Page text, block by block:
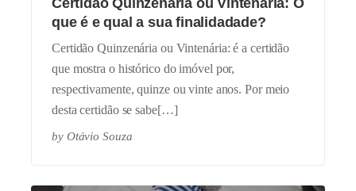
Certidão Quinzenária ou Vintenária: O
que é e qual a sua finalidadade?
Certidão Quinzenária ou Vintenária: é a certidão
que mostra o histórico do imóvel por,
respectivamente, quinze ou vinte anos. Por meio
desta certidão se sabe[…]
by Otávio Souza